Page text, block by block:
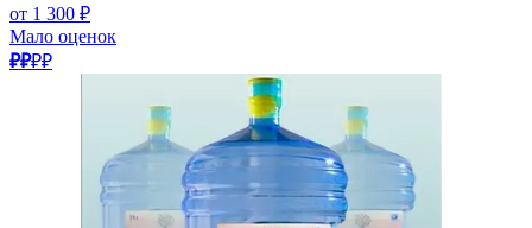
от 1 300 ₽
Мало оценок
₽₽₽₽